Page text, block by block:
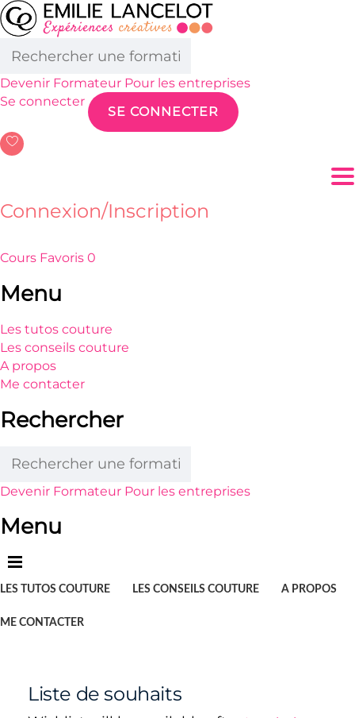
Devenir Formateur Pour les entreprises
Se connecter
SE CONNECTER
Connexion/Inscription
Cours Favoris 0
Menu
Les tutos couture
Les conseils couture
A propos
Me contacter
Rechercher
Devenir Formateur Pour les entreprises
Menu
LES TUTOS COUTURE LES CONSEILS COUTURE A PROPOS
ME CONTACTER
Liste de souhaits